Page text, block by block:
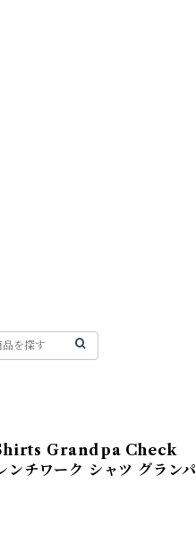
Grandpa Check
チワーク シャツ グランパ